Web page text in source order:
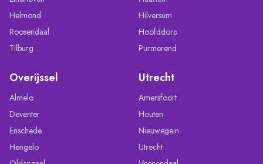
Helmond
Roosendaal
Tilburg
Hilversum
Hoofddorp
Purmerend
Overijssel
Almelo
Deventer
Enschede
Hengelo
Utrecht
Amersfoort
Houten
Nieuwegein
Utrecht